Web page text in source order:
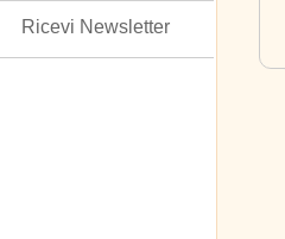
Ricevi Newsletter